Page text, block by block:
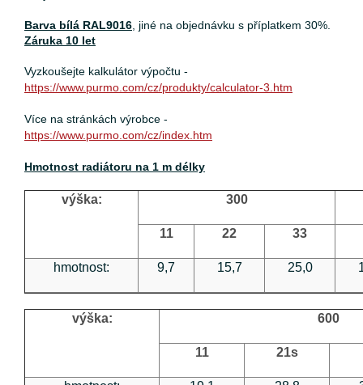
Barva bílá RAL9016 , jiné na objednávku s příplatkem 30%.
Záruka 10 let
Vyzkoušejte kalkulátor výpočtu -
https://www.purmo.com/cz/produkty/calculator-3.htm
Více na stránkách výrobce -
https://www.purmo.com/cz/index.htm
Hmotnost radiátoru na 1 m délky
výška: 300
11 22 33
hmotnost: 9,7 15,7 25,0
výška: 600
11 21s